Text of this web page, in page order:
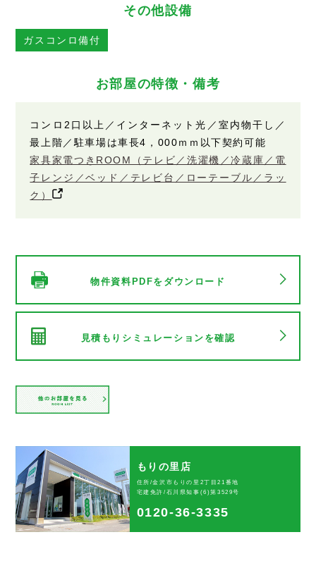
その他設備
ガスコンロ備付
お部屋の特徴・備考
コンロ2口以上／インターネット光／室内物干し／
最上階／駐車場は車長4，000ｍｍ以下契約可能
家具家電つきROOM（テレビ／洗濯機／冷蔵庫／電
子レンジ／ベッド／テレビ台／ローテーブル／ラッ
ク）
物件資料PDFをダウンロード
見積もりシミュレーションを確認
もりの里店
住所/金沢市もりの里2丁目21番地
宅建免許/石川県知事(6)第3529号
0120-36-3335